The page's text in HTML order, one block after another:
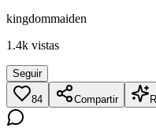
kingdommaiden
1.4k vistas
Seguir
84 Compartir